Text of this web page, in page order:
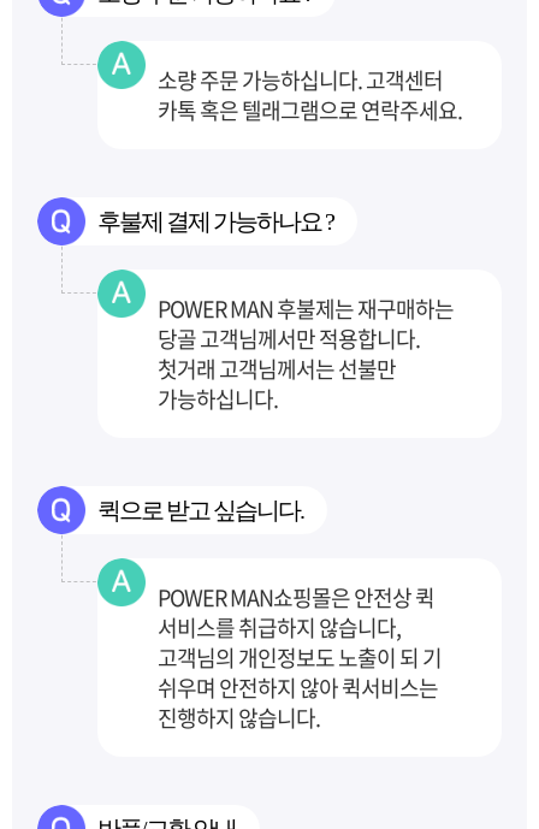
소량 주문 가능하십니다. 고객센터
카톡 혹은 텔래그램으로 연락주세요.
후불제 결제 가능하나요 ?
POWER MAN 후불제는 재구매하는
당골 고객님께서만 적용합니다.
첫거래 고객님께서는 선불만
가능하십니다.
퀵으로 받고 싶습니다.
POWER MAN쇼핑몰은 안전상 퀵
서비스를 취급하지 않습니다,
고객님의 개인정보도 노출이 되 기
쉬우며 안전하지 않아 퀵서비스는
진행하지 않습니다.